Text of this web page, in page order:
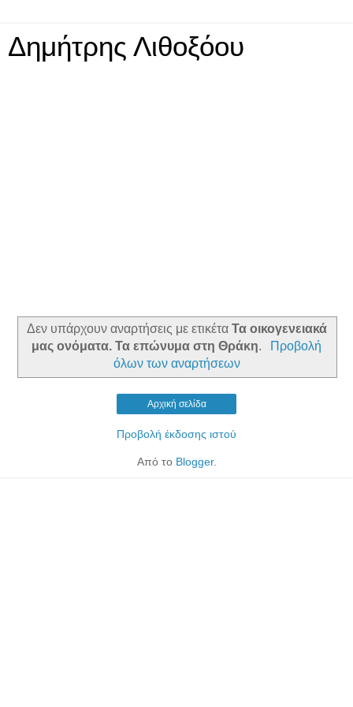
Δημήτρης Λιθοξόου
Δεν υπάρχουν αναρτήσεις με ετικέτα Τα οικογενειακά
μας ονόματα. Τα επώνυμα στη Θράκη.
Προβολή
όλων των αναρτήσεων
Αρχική σελίδα
Προβολή έκδοσης ιστού
Από το Blogger.